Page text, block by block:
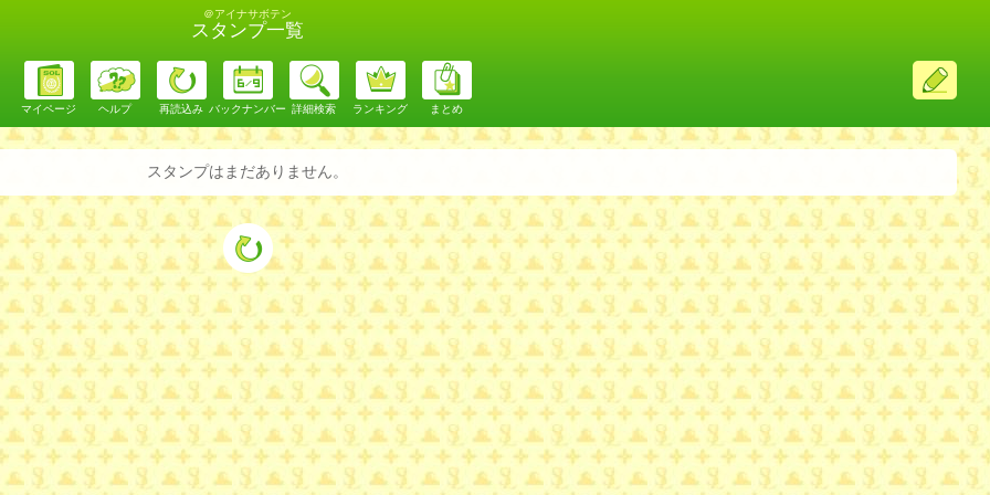
＠アイナサボテン
スタンプ一覧
ス
レ
投
マイページ ヘルプ 再読込み バックナンバー 詳細検索 ランキング まとめ
スタンプはまだありません。